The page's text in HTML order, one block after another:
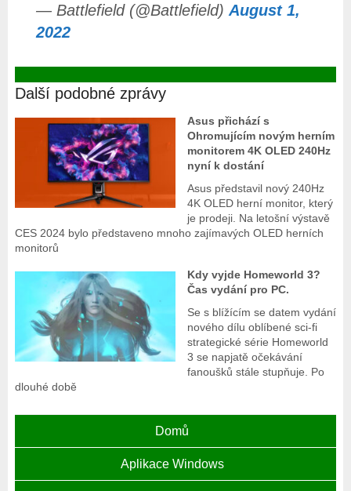
— Battlefield (@Battlefield)August 1,
2022
Další podobné zprávy
Asus přichází s
Ohromujícím novým herním
monitorem 4K OLED 240Hz
nyní k dostání
Asus představil nový 240Hz
4K OLED herní monitor, který
je prodeji. Na letošní výstavě
CES 2024 bylo představeno mnoho zajímavých OLED herních
monitorů
Kdy vyjde Homeworld 3?
Čas vydání pro PC.
Se s blížícím se datem vydání
nového dílu oblíbené sci-fi
strategické série Homeworld
3 se napjatě očekávání
fanoušků stále stupňuje. Po
dlouhé době
Domů
Aplikace Windows